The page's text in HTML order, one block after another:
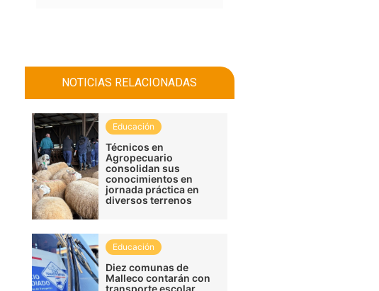
NOTICIAS RELACIONADAS
Educación
Técnicos en
Agropecuario
consolidan sus
conocimientos en
jornada práctica en
diversos terrenos
Educación
Diez comunas de
Malleco contarán con
transporte escolar